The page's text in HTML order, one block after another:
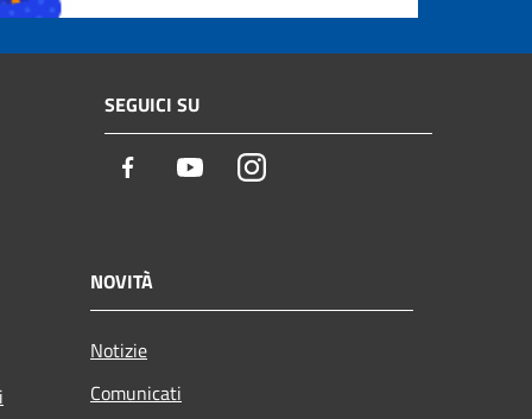
SEGUICI SU
Facebook YoutubeInstagram
NOVITÀ
Notizie
Comunicati